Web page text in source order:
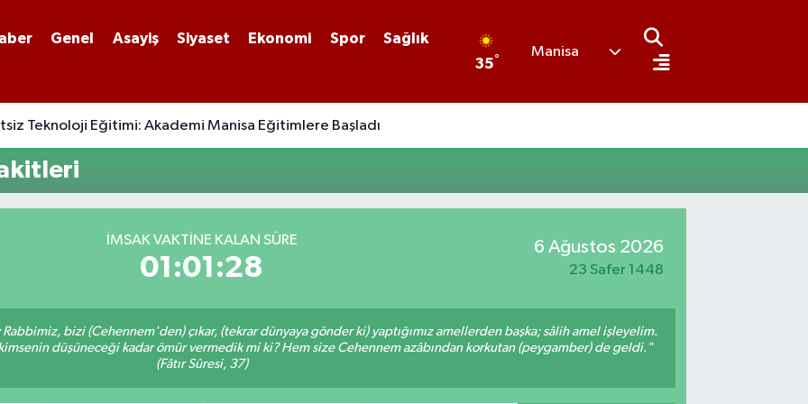
Genel Asayiş Siyaset Ekonomi Spor
Sağlık
35°
Manisa
Teknoloji Eğitimi: Akademi Manisa Eğitimlere Başladı
İMSAK VAKTINE KALAN SÜRE
01:01:28
6 Ağustos 2026
23 Safer 1448
bizi (Cehennem'den) çıkar, (tekrar dünyaya gönder ki) yaptığımız amellerden başka; sâlih amel işleyelim.
düşüneceği kadar ömür vermedik mi ki? Hem size Cehennem azâbından korkutan (peygamber) de geldi."
(Fâtır Sûresi, 37)